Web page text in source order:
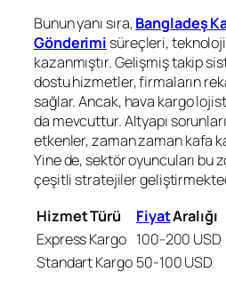
Bunun yanı sıra,Bangladeş
Gönderimi süreçleri,
kazanmıştır. Gelişmiş takip
dostu hizmetler, firmaların
sağlar. Ancak, hava kargo
da mevcuttur. Altyapı
etkenler, zaman zaman kafa
Yine de, sektör oyuncuları bu
çeşitli stratejiler
Hizmet Türü
FiyatAralığı
Express Kargo 100-200 USD
Standart Kargo 50-100 USD